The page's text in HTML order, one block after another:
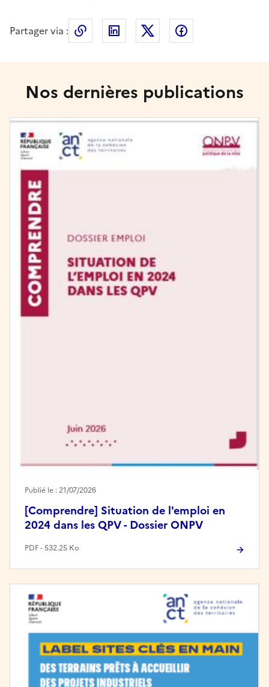
Partager via : Copier le lien de la page dans le
LinkedIn
Nos dernières publications
[Comprendre] Situation de l'emploi en
2024 dans les QPV - Dossier ONPV
Publié le : 21/07/2026
PDF - 532.25 Ko
Image
Image